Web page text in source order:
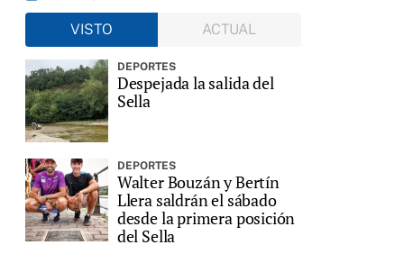
VISTO
ACTUAL
DEPORTES
Despejada la salida del
Sella
DEPORTES
Walter Bouzán y Bertín
Llera saldrán el sábado
desde la primera posición
del Sella